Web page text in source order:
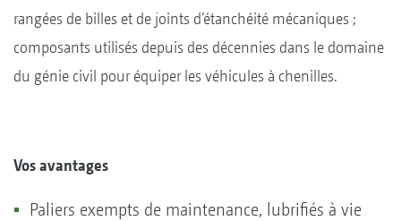
rangées de billes et de joints d’étanchéité mécaniques ;
composants utilisés depuis des décennies dans le domaine
du génie civil pour équiper les véhicules à chenilles.
Vos avantages
Paliers exempts de maintenance, lubrifiés à vie